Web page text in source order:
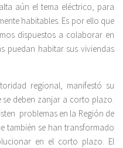
aún el tema eléctrico, para
habitables. Es por ello que
dispuestos a colaborar en
puedan habitar sus viviendas
regional, manifestó su
deben zanjar a corto plazo.
problemas en la Región de
también se han transformado
en el corto plazo. El